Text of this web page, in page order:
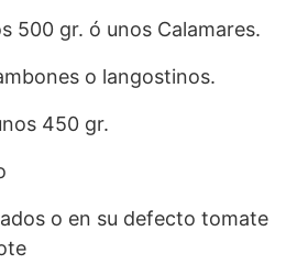
500 gr. ó unos Calamares.
o langostinos.
450 gr.
o en su defecto tomate